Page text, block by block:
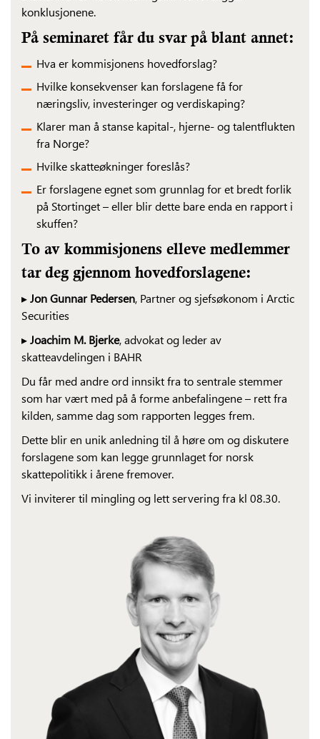
konklusjonene.
På seminaret får du svar på blant annet:
Hva er kommisjonens hovedforslag?
Hvilke konsekvenser kan forslagene få for
næringsliv, investeringer og verdiskaping?
Klarer man å stanse kapital-, hjerne- og talentflukten
fra Norge?
Hvilke skatteøkninger foreslås?
Er forslagene egnet som grunnlag for et bredt forlik
på Stortinget – eller blir dette bare enda en rapport i
skuffen?
To av kommisjonens elleve medlemmer
tar deg gjennom hovedforslagene:
▸Jon Gunnar Pedersen, Partner og sjefsøkonom i Arctic
Securities
▸Joachim M. Bjerke, advokat og leder av
skatteavdelingen i BAHR
Du får med andre ord innsikt fra to sentrale stemmer
som har vært med på å forme anbefalingene – rett fra
kilden, samme dag som rapporten legges frem.
Dette blir en unik anledning til å høre om og diskutere
forslagene som kan legge grunnlaget for norsk
skattepolitikk i årene fremover.
Vi inviterer til mingling og lett servering fra kl 08.30.